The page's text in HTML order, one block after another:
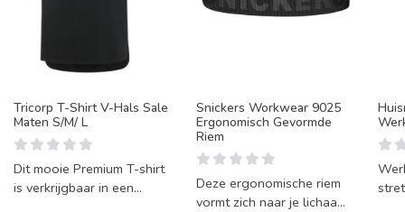
Tricorp T-Shirt V-Hals Sale
Maten S/M/ L
Dit mooie Premium T-shirt
is verkrijgbaar in een
Snickers Workwear 9025
Ergonomisch Gevormde
Riem
Deze ergonomische riem
vormt zich naar je lichaam